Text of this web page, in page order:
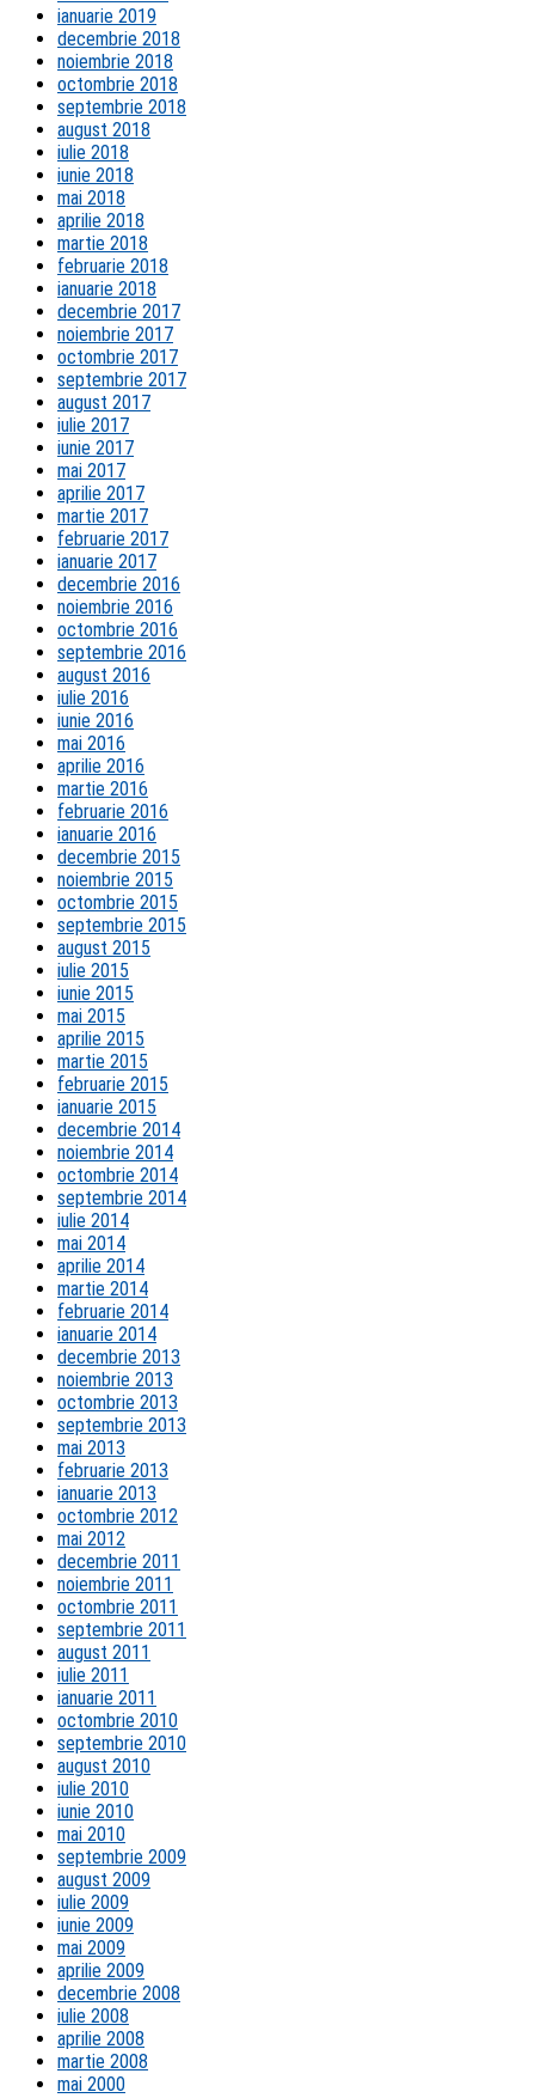
ianuarie 2019
decembrie 2018
noiembrie 2018
octombrie 2018
septembrie 2018
august 2018
iulie 2018
iunie 2018
mai 2018
aprilie 2018
martie 2018
februarie 2018
ianuarie 2018
decembrie 2017
noiembrie 2017
octombrie 2017
septembrie 2017
august 2017
iulie 2017
iunie 2017
mai 2017
aprilie 2017
martie 2017
februarie 2017
ianuarie 2017
decembrie 2016
noiembrie 2016
octombrie 2016
septembrie 2016
august 2016
iulie 2016
iunie 2016
mai 2016
aprilie 2016
martie 2016
februarie 2016
ianuarie 2016
decembrie 2015
noiembrie 2015
octombrie 2015
septembrie 2015
august 2015
iulie 2015
iunie 2015
mai 2015
aprilie 2015
martie 2015
februarie 2015
ianuarie 2015
decembrie 2014
noiembrie 2014
octombrie 2014
septembrie 2014
iulie 2014
mai 2014
aprilie 2014
martie 2014
februarie 2014
ianuarie 2014
decembrie 2013
noiembrie 2013
octombrie 2013
septembrie 2013
mai 2013
februarie 2013
ianuarie 2013
octombrie 2012
mai 2012
decembrie 2011
noiembrie 2011
octombrie 2011
septembrie 2011
august 2011
iulie 2011
ianuarie 2011
octombrie 2010
septembrie 2010
august 2010
iulie 2010
iunie 2010
mai 2010
septembrie 2009
august 2009
iulie 2009
iunie 2009
mai 2009
aprilie 2009
decembrie 2008
iulie 2008
aprilie 2008
martie 2008
mai 2000